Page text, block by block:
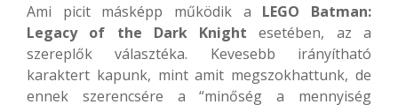
Ami picit másképp működik a LEGO Batman:
Legacy of the Dark Knight esetében, az a
szereplők választéka. Kevesebb irányítható
karaktert kapunk, mint amit megszokhattunk, de
ennek szerencsére a “minőség a mennyiség